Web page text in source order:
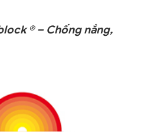
® – Chống nắng,